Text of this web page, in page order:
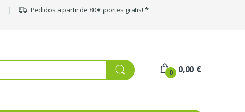
Pedidos a partir de 80 € ¡portes gratis! *
0 0,00 €